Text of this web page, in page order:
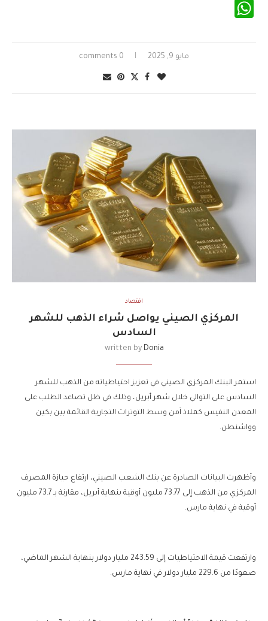
مايو 9, 2025 0 comments
اقتصاد
المركزي الصيني يواصل شراء الذهب للشهر
السادس
written by Donia
استمر البنك المركزي الصيني في تعزيز احتياطياته من الذهب للشهر
السادس على التوالي خلال شهر أبريل، وذلك في ظل تصاعد الطلب على
المعدن النفيس كملاذ آمن وسط التوترات التجارية القائمة بين بكين
وواشنطن.
وأظهرت البيانات الصادرة عن بنك الشعب الصيني، ارتفاع حيازة المصرف
المركزي من الذهب إلى 73.77 مليون أوقية بنهاية أبريل، مقارنة بـ 73.7 مليون
أوقية في نهاية مارس.
وارتفعت قيمة الاحتياطيات إلى 243.59 مليار دولار بنهاية الشهر الماضي،
صعودًا من 229.6 مليار دولار في نهاية مارس.